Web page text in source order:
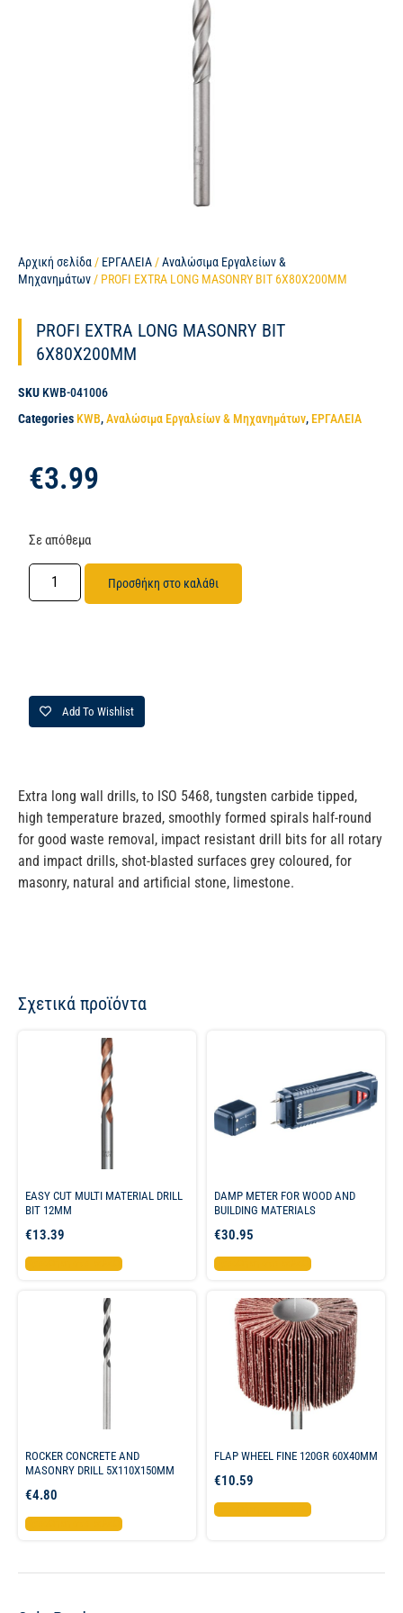
Αρχική σελίδα / ΕΡΓΑΛΕΙΑ /Αναλώσιμα Εργαλείων &
Μηχανημάτων / PROFI EXTRA LONG MASONRY BIT 6X80X200MM
PROFI EXTRA LONG MASONRY BIT
6X80X200MM
SKU KWB-041006
Categories KWB,Αναλώσιμα Εργαλείων & Μηχανημάτων, ΕΡΓΑΛΕΙΑ
€3.99
Σε απόθεμα
Προσθήκη στο καλάθι
Add To Wishlist
Extra long wall drills, to ISO 5468, tungsten carbide tipped,
high temperature brazed, smoothly formed spirals half-round
for good waste removal, impact resistant drill bits for all rotary
and impact drills, shot-blasted surfaces grey coloured, for
masonry, natural and artificial stone, limestone.
Σχετικά προϊόντα
EASY CUT MULTI MATERIAL DRILL
BIT 12MM
€13.39
Προσθήκη στο καλάθι
DAMP METER FOR WOOD AND
BUILDING MATERIALS
€30.95
Προσθήκη στο καλάθι
ROCKER CONCRETE AND
MASONRY DRILL 5X110X150MM
€4.80
Προσθήκη στο καλάθι
FLAP WHEEL FINE 120GR 60X40MM
€10.59
Προσθήκη στο καλάθι